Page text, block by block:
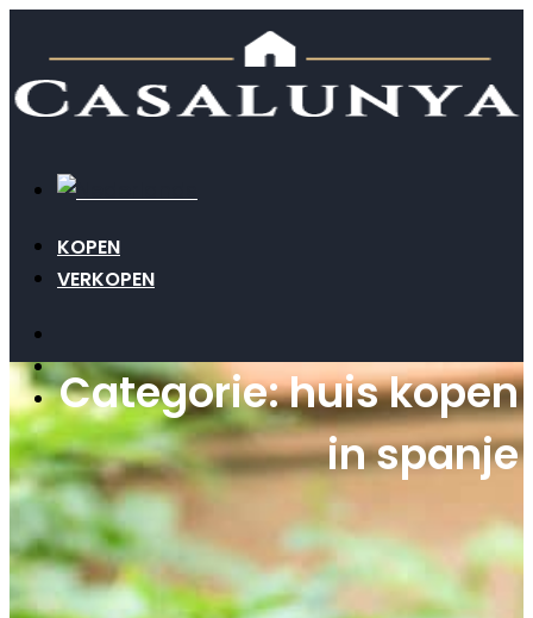
KOPEN
VERKOPEN
Categorie: huis kopen
in spanje